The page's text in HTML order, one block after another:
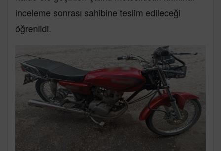
inceleme sonrası sahibine teslim edileceği
öğrenildi.